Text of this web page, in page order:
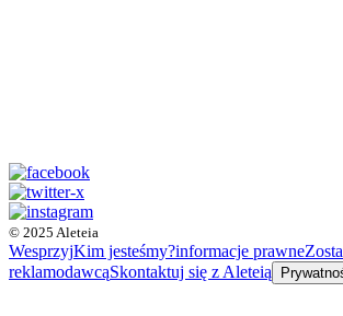
© 2025 Aleteia
WesprzyjKim jesteśmy?informacje prawne
reklamodawcąSkontaktuj się z Aleteią